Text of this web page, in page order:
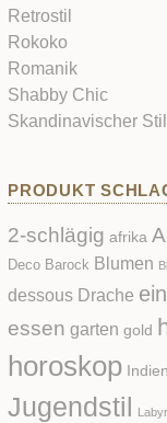
Retrostil
Rokoko
Romanik
Shabby Chic
Skandinavischer Stil
PRODUKT
2-schlägig afrika
Deco Barock Blumen
dessous Drache
essen garten gold
horoskop Indien
Jugendstil